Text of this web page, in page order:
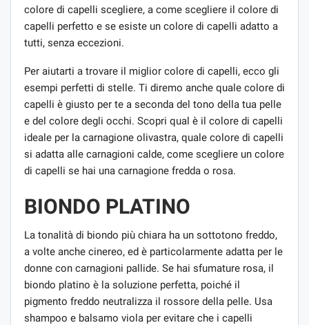
colore di capelli scegliere, a come scegliere il colore di
capelli perfetto e se esiste un colore di capelli adatto a
tutti, senza eccezioni.
Per aiutarti a trovare il miglior colore di capelli, ecco gli
esempi perfetti di stelle. Ti diremo anche quale colore di
capelli è giusto per te a seconda del tono della tua pelle
e del colore degli occhi. Scopri qual è il colore di capelli
ideale per la carnagione olivastra, quale colore di capelli
si adatta alle carnagioni calde, come scegliere un colore
di capelli se hai una carnagione fredda o rosa.
BIONDO PLATINO
La tonalità di biondo più chiara ha un sottotono freddo,
a volte anche cinereo, ed è particolarmente adatta per le
donne con carnagioni pallide. Se hai sfumature rosa, il
biondo platino è la soluzione perfetta, poiché il
pigmento freddo neutralizza il rossore della pelle. Usa
shampoo e balsamo viola per evitare che i capelli